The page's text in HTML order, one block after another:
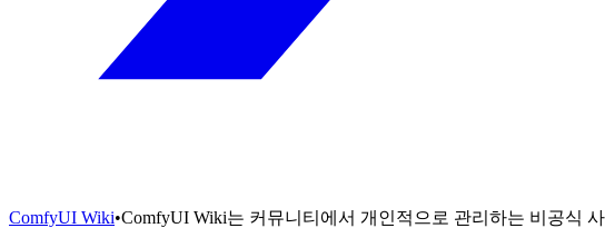
ComfyUI Wiki•ComfyUI Wiki는 커뮤니티에서 개인적으로 관리하는 비공식